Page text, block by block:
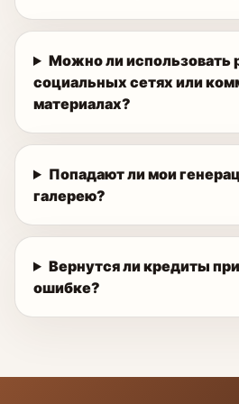
Можно ли использовать
социальных сетях или
материалах?
Попадают ли мои
галерею?
Вернутся ли кредиты
ошибке?